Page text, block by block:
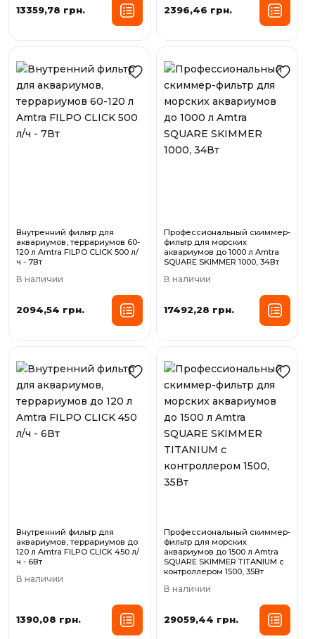
13359,78 грн. 2396,46 грн.
Внутренний фильтр для
аквариумов, террариумов 60-
120 л Amtra FILPO CLICK 500 л/
ч - 7Вт
В наличии
2094,54 грн.
Профессиональный скиммер-
фильтр для морских
аквариумов до 1000 л Amtra
SQUARE SKIMMER 1000, 34Вт
В наличии
17492,28 грн.
Внутренний фильтр для
аквариумов, террариумов до
120 л Amtra FILPO CLICK 450 л/
ч - 6Вт
В наличии
1390,08 грн.
Профессиональный скиммер-
фильтр для морских
аквариумов до 1500 л Amtra
SQUARE SKIMMER TITANIUM с
контроллером 1500, 35Вт
В наличии
29059,44 грн.